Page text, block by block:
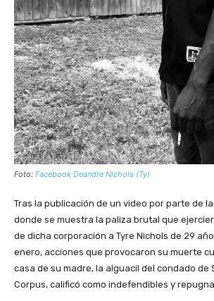
Foto: Facebook Deandre Nichols (Ty)
Tras la publicación de un video por parte de
donde se muestra la paliza brutal que
de dicha corporación a Tyre Nichols de 29
enero, acciones que provocaron su muerte
casa de su madre, la alguacil del condado de
Corpus, calificó como indefendibles y